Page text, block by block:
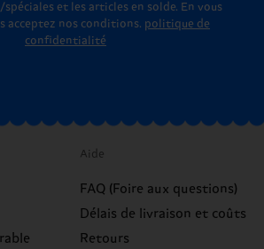
et les articles en solde. En vous
acceptez nos conditions. politique de
confidentialité
Aide
FAQ (Foire aux questions)
Délais de livraison et coûts
Retours